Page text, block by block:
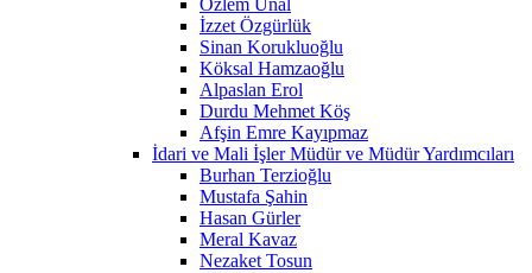
İzzet Özgürlük
Sinan Korukluoğlu
Köksal Hamzaoğlu
Alpaslan Erol
Durdu Mehmet Köş
Afşin Emre Kayıpmaz
İdari ve Mali İşler Müdür ve Müdür Yardımcıları
Burhan Terzioğlu
Mustafa Şahin
Hasan Gürler
Meral Kavaz
Nezaket Tosun